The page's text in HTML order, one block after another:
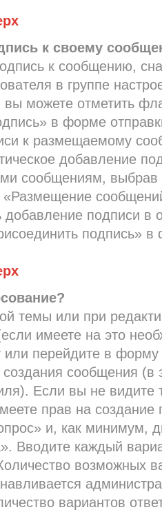
к своему
к сообщению,
в группе
вы можете отметить
в форме
к размещаемому
добавление
сообщениям, выбрав
«Размещение
добавление подписи в
подпись» в
темы или при
имеете на это
или перейдите в
сообщения (в
Если вы не
прав на создание
и, как минимум,
Вводите каждый
возможных
вариантов